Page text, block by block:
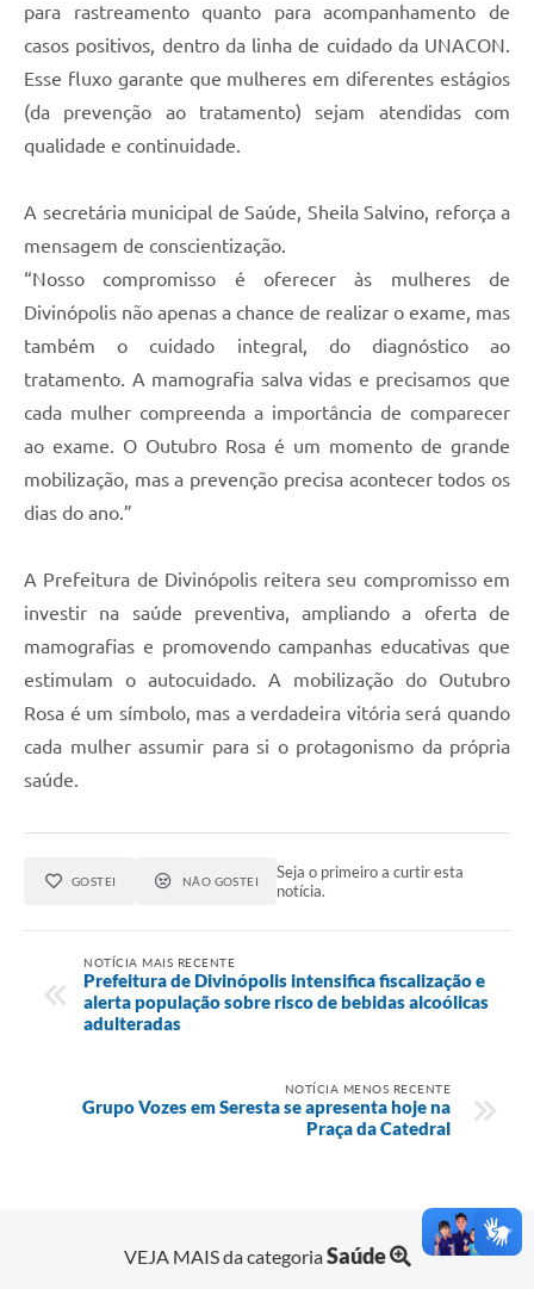
para rastreamento quanto para acompanhamento de
casos positivos, dentro da linha de cuidado da UNACON.
Esse fluxo garante que mulheres em diferentes estágios
(da prevenção ao tratamento) sejam atendidas com
qualidade e continuidade.
A secretária municipal de Saúde, Sheila Salvino, reforça a
mensagem de conscientização.
“Nosso compromisso é oferecer às mulheres de
Divinópolis não apenas a chance de realizar o exame, mas
também o cuidado integral, do diagnóstico ao
tratamento. A mamografia salva vidas e precisamos que
cada mulher compreenda a importância de comparecer
ao exame. O Outubro Rosa é um momento de grande
mobilização, mas a prevenção precisa acontecer todos os
dias do ano.”
A Prefeitura de Divinópolis reitera seu compromisso em
investir na saúde preventiva, ampliando a oferta de
mamografias e promovendo campanhas educativas que
estimulam o autocuidado. A mobilização do Outubro
Rosa é um símbolo, mas a verdadeira vitória será quando
cada mulher assumir para si o protagonismo da própria
saúde.
GOSTEI NÃO GOSTEI
Seja o primeiro a curtir esta
notícia.
NOTÍCIA MAIS RECENTE
Prefeitura de Divinópolis intensifica fiscalização e
alerta população sobre risco de bebidas alcoólicas
adulteradas
NOTÍCIA MENOS RECENTE
Grupo Vozes em Seresta se apresenta hoje na
Praça da Catedral
VEJA MAIS da categoriaSaúde